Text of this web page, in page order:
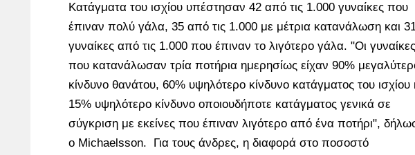
Κατάγματα του ισχίου υπέστησαν 42 από τις 1.000 γυναίκες που
έπιναν πολύ γάλα, 35 από τις 1.000 με μέτρια κατανάλωση και
γυναίκες από τις 1.000 που έπιναν το λιγότερο γάλα. "Οι γυναίκες
που κατανάλωσαν τρία ποτήρια ημερησίως είχαν 90%
κίνδυνο θανάτου, 60% υψηλότερο κίνδυνο κατάγματος του ισχίου
15% υψηλότερο κίνδυνο οποιουδήποτε κατάγματος γενικά σε
σύγκριση με εκείνες που έπιναν λιγότερο από ένα ποτήρι",
ο Michaelsson. Για τους άνδρες, η διαφορά στο ποσοστό